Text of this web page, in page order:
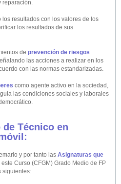
reparación.
los resultados con los valores de los
los resultados de sus
de prevención de riesgos
las acciones a realizar en los
con las normas estandarizadas.
como agente activo en la sociedad,
las condiciones sociales y laborales
Técnico en
y por tanto las Asignaturas que
este Curso (CFGM) Grado Medio de FP
siguientes: